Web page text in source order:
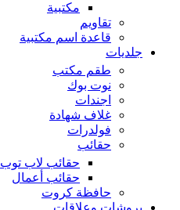
مكتبية
تقاويم
قاعدة اسم مكتبية
جلديات
طقم مكتب
نوت بوك
اجندات
غلاف شهادة
فولدرات
حقائب
حقائب لاب توب
حقائب أعمال
حافظة كروت
بروشات وعلاقات